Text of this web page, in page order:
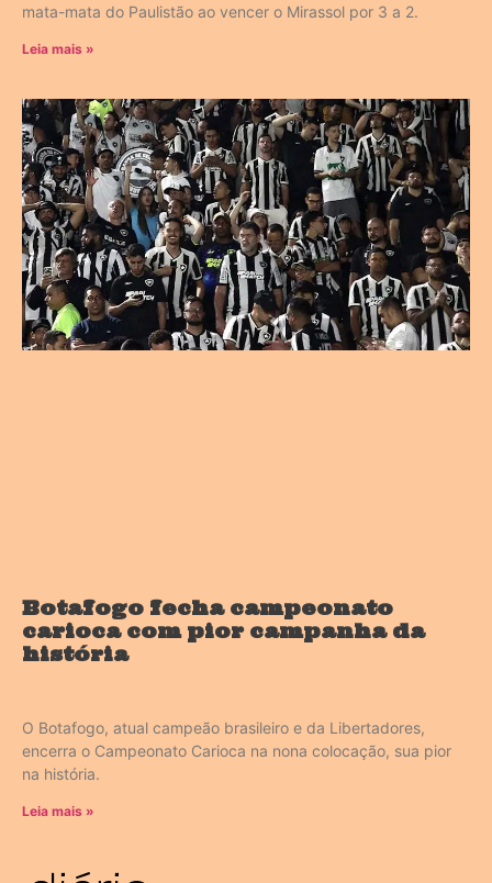
mata-mata do Paulistão ao vencer o Mirassol por 3 a 2.
Leia mais »
Botafogo fecha campeonato
carioca com pior campanha da
história
O Botafogo, atual campeão brasileiro e da Libertadores,
encerra o Campeonato Carioca na nona colocação, sua pior
na história.
Leia mais »